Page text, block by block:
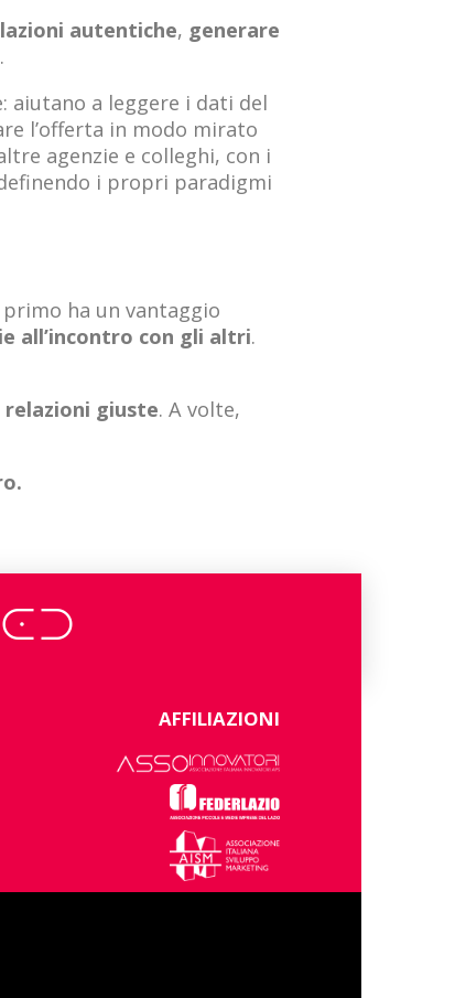
autentiche, generare
aiutano a leggere i dati del
l’offerta in modo mirato
agenzie e colleghi, con i
i propri paradigmi
ha un vantaggio
all’incontro con gli altri.
relazioni giuste. A volte,
AFFILIAZIONI